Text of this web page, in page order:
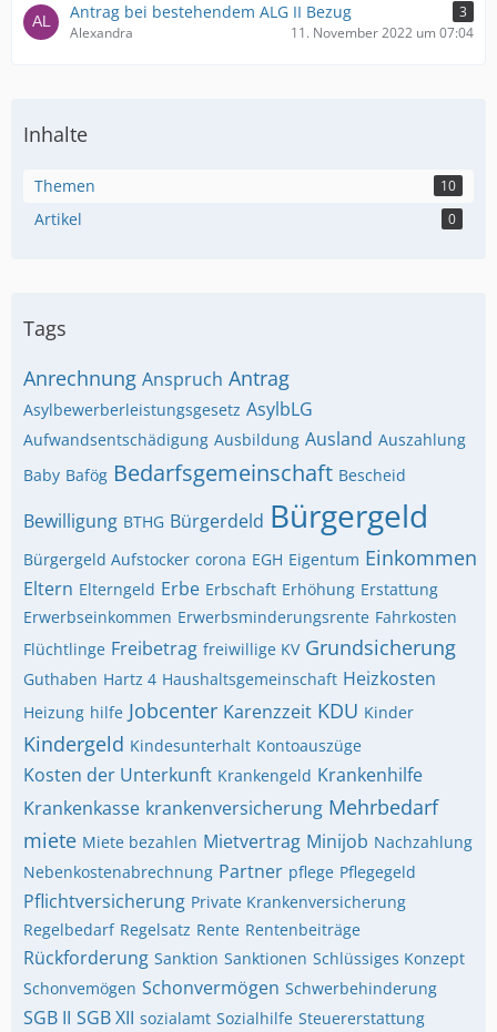
Antrag bei bestehendem ALG II Bezug
3
Alexandra
11. November 2022 um 07:04
Inhalte
Themen 10
Artikel 0
Tags
Anrechnung Anspruch Antrag
Asylbewerberleistungsgesetz AsylbLG
Aufwandsentschädigung Ausbildung Ausland Auszahlung
Baby Bafög Bedarfsgemeinschaft Bescheid
Bewilligung BTHG Bürgerdeld Bürgergeld
Bürgergeld Aufstocker corona EGH Eigentum Einkommen
Eltern Elterngeld Erbe Erbschaft Erhöhung Erstattung
Erwerbseinkommen Erwerbsminderungsrente Fahrkosten
Flüchtlinge Freibetrag freiwillige KV Grundsicherung
Guthaben Hartz 4 Haushaltsgemeinschaft Heizkosten
Heizung hilfe Jobcenter Karenzzeit KDU Kinder
Kindergeld Kindesunterhalt Kontoauszüge
Kosten der Unterkunft Krankengeld Krankenhilfe
Krankenkasse krankenversicherung Mehrbedarf
miete Miete bezahlen Mietvertrag Minijob Nachzahlung
Nebenkostenabrechnung Partner pflege Pflegegeld
Pflichtversicherung Private Krankenversicherung
Regelbedarf Regelsatz Rente Rentenbeiträge
Rückforderung Sanktion Sanktionen Schlüssiges Konzept
Schonvemögen Schonvermögen Schwerbehinderung
SGB II SGB XII sozialamt Sozialhilfe Steuererstattung